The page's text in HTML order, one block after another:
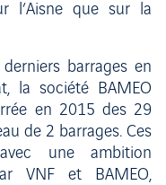
l’Aisne que sur la
barrages en
la société BAMEO
en 2015 des 29
de 2 barrages. Ces
une ambition
VNF et BAMEO,